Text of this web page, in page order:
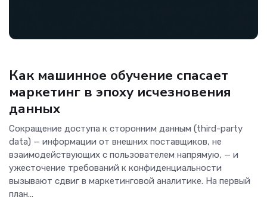
Как машинное обучение спасает
маркетинг в эпоху исчезновения
данных
Сокращение доступа к сторонним данным (third-party
data) — информации от внешних поставщиков, не
взаимодействующих с пользователем напрямую, — и
ужесточение требований к конфиденциальности
вызывают сдвиг в маркетинговой аналитике. На первый
план...